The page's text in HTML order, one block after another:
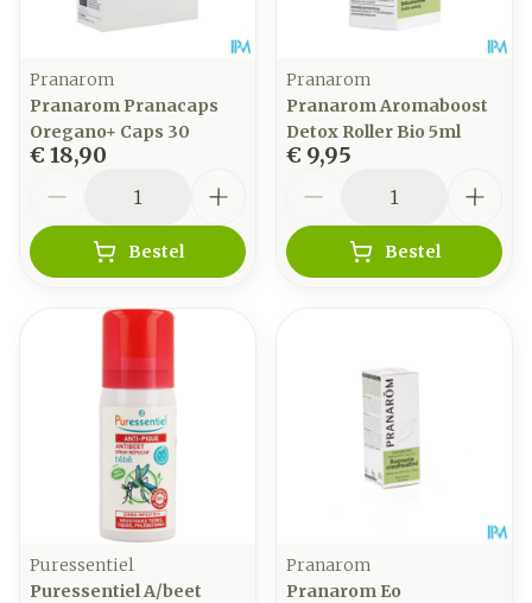
Pranarom
Pranarom Pranacaps
Oregano+ Caps 30
€ 18,90
Bestel
Pranarom
Pranarom Aromaboost
Detox Roller Bio 5ml
€ 9,95
Bestel
Puressentiel
Puressentiel A/beet
Pranarom
Pranarom Eo